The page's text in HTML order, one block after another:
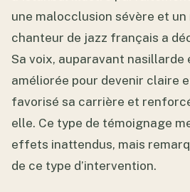
une malocclusion sévère et
chanteur de jazz français a
Sa voix, auparavant nasillarde
améliorée pour devenir claire
favorisé sa carrière et
elle. Ce type de témoignage
effets inattendus, mais
de ce type d’intervention.